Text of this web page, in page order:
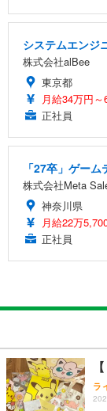
システムエンジ
株式会社alBee
東京都
月給34万円～
正社員
「27卒」ゲー
株式会社Meta
神奈川県
月給22万
正社員
ラ